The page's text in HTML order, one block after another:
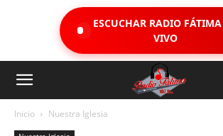
ESCUCHAR RADIO
VIVO
Inicio Nuestra Iglesia